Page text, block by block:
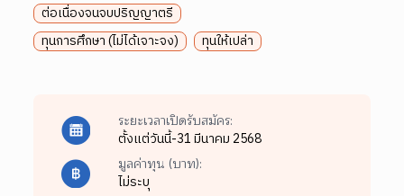
ต่อเนื่องจนจบปริญญาตรี
ทุนการศึกษา (ไม่ได้เจาะจง)
ทุนให้เปล่า
ระยะเวลาเปิดรับสมัคร:
ตั้งแต่วันนี้-31 มีนาคม 2568
มูลค่าทุน (บาท):
ไม่ระบุ